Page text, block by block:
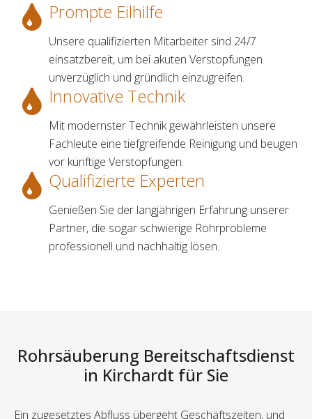
Prompte Eilhilfe
Unsere qualifizierten Mitarbeiter sind 24/7
einsatzbereit, um bei akuten Verstopfungen
unverzüglich und gründlich einzugreifen.
Innovative Technik
Mit modernster Technik gewährleisten unsere
Fachleute eine tiefgreifende Reinigung und beugen
vor künftige Verstopfungen.
Qualifizierte Experten
Genießen Sie der langjährigen Erfahrung unserer
Partner, die sogar schwierige Rohrprobleme
professionell und nachhaltig lösen.
Rohrsäuberung Bereitschaftsdienst
in Kirchardt für Sie
Ein zugesetztes Abfluss übergeht Geschäftszeiten, und